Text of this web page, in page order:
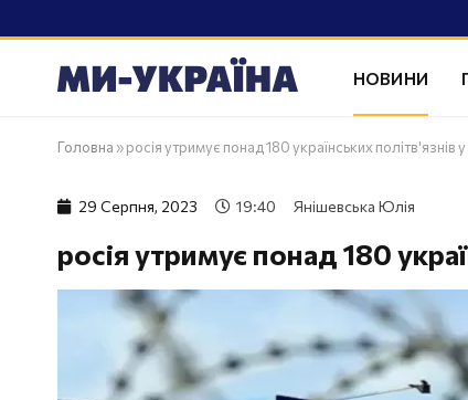
НОВИНИ
Головна »росія утримує понад 180 українських політв'язнів
29 Серпня, 2023 19:40 Янішевська Юлія
росія утримує понад 180